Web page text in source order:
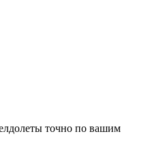
точно по вашим